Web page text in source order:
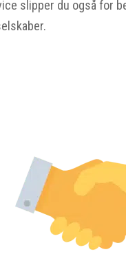
slipper du også for